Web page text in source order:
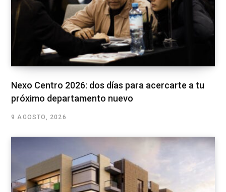
Nexo Centro 2026: dos días para acercarte a tu
próximo departamento nuevo
9 AGOSTO, 2026